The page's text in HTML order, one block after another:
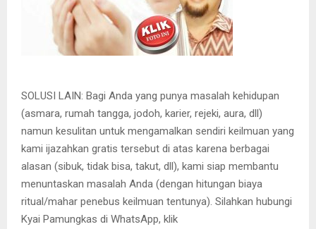
SOLUSI LAIN: Bagi Anda yang punya masalah kehidupan
(asmara, rumah tangga, jodoh, karier, rejeki, aura, dll)
namun kesulitan untuk mengamalkan sendiri keilmuan yang
kami ijazahkan gratis tersebut di atas karena berbagai
alasan (sibuk, tidak bisa, takut, dll), kami siap membantu
menuntaskan masalah Anda (dengan hitungan biaya
ritual/mahar penebus keilmuan tentunya). Silahkan hubungi
Kyai Pamungkas di WhatsApp, klik